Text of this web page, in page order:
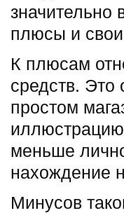
значительно
плюсы и
К плюсам
средств. Это
простом
иллюстрацию
меньше
нахождение
Минусов